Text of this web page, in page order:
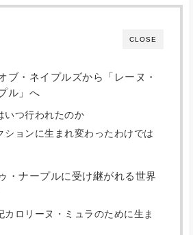
CLOSE
ブ・ネイプルズから「レーヌ・
ル」へ
いつ行われたのか
ションに生まれ変わったわけでは
・ナープルに受け継がれる世界
カロリーヌ・ミュラのために生ま